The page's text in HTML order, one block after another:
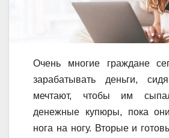
Очень многие граждане
зарабатывать деньги,
мечтают, чтобы им
денежные купюры, пока
нога на ногу. Вторые и